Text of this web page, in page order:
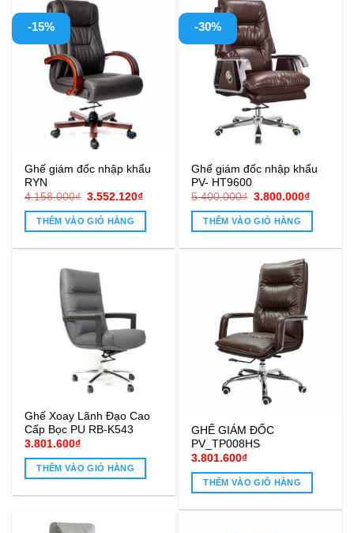
-15%
Ghế giám đốc nhập khẩu
RYN
4.158.000₫ Giá
là:
4.158.000₫.
3.552.120₫Giá
THÊM VÀO GIỎ HÀNG
-30%
Ghế giám đốc nhập khẩu
PV- HT9600
5.400.000₫ Giá
là:
5.400.000₫.
3.800.000₫Giá
THÊM VÀO GIỎ HÀNG
Ghế Xoay Lãnh Đạo Cao
Cấp Bọc PU RB-K543
3.801.600₫
THÊM VÀO GIỎ HÀNG
GHẾ GIÁM ĐỐC
PV_TP008HS
3.801.600₫
THÊM VÀO GIỎ HÀNG